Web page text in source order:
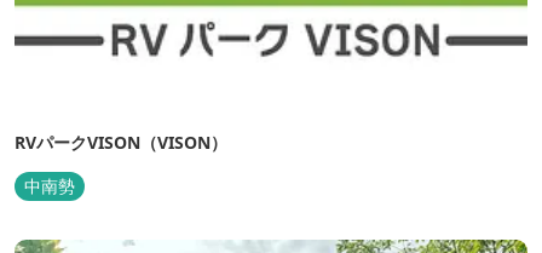
RVパークVISON（VISON）
中南勢